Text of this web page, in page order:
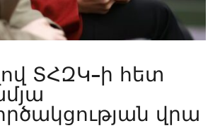
ՏՀԶԿ-ի հետ
վրա